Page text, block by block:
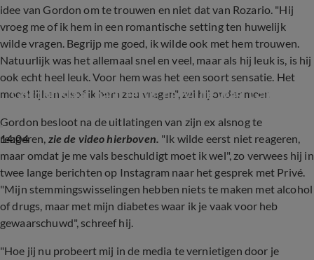
idee van Gordon om te trouwen en niet dat van Rozario. "Hij
vroeg me of ik hem in een romantische setting ten huwelijk
wilde vragen. Begrijp me goed, ik wilde ook met hem trouwen.
Natuurlijk was het allemaal snel en veel, maar als hij leuk is, is hij
ook echt heel leuk. Voor hem was het een soort sensatie. Het
moest lijken alsof ik hem zou vragen", zei hij onder meer.
14:04
Gordon slaat hard terug na 'vuile was' Gavin
Gordon besloot na de uitlatingen van zijn ex alsnog te
reageren, zie de video hierboven. "Ik wilde eerst niet reageren,
maar omdat je me vals beschuldigt moet ik wel", zo verwees hij in
twee lange berichten op Instagram naar het gesprek met Privé.
"Mijn stemmingswisselingen hebben niets te maken met alcohol
of drugs, maar met mijn diabetes waar ik je vaak voor heb
gewaarschuwd", schreef hij.
"Hoe jij nu probeert mij in de media te vernietigen door je